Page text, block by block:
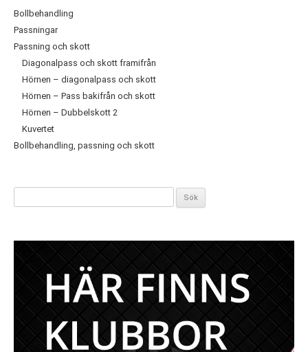
Bollbehandling
Passningar
Passning och skott
Diagonalpass och skott framifrån
Hörnen – diagonalpass och skott
Hörnen – Pass bakifrån och skott
Hörnen – Dubbelskott 2
Kuvertet
Bollbehandling, passning och skott